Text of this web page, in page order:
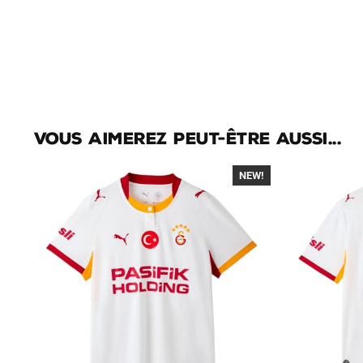
Vous aimerez peut-être aussi...
-40%
NEW!